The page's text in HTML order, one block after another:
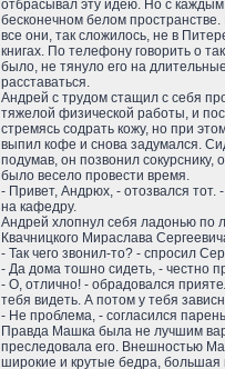
отбрасывал эту идею. Но с
бесконечном белом
все они, так сложилось, не в
книгах. По телефону говорить о
было, не тянуло его на
расставаться.
Андрей с трудом стащил с себя
тяжелой физической работы, и
стремясь содрать кожу, но при
выпил кофе и снова задумался.
подумав, он позвонил сокурснику,
было весело провести время.
- Привет, Андрюх, - отозвался
на кафедру.
Андрей хлопнул себя ладонью по
Квачницкого Мираслава
- Так чего звонил-то? - спросил
- Да дома тошно сидеть, - честно
- О, отлично! - обрадовался
тебя видеть. А потом у тебя
- Не проблема, - согласился
Правда Машка была не лучшим
преследовала его. Внешностью
широкие и крутые бедра,